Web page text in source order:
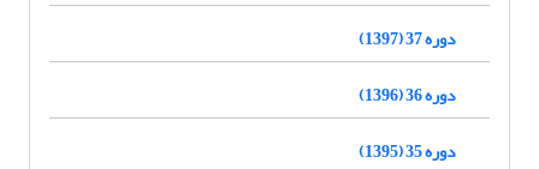
دوره 37 (1397)
دوره 36 (1396)
دوره 35 (1395)